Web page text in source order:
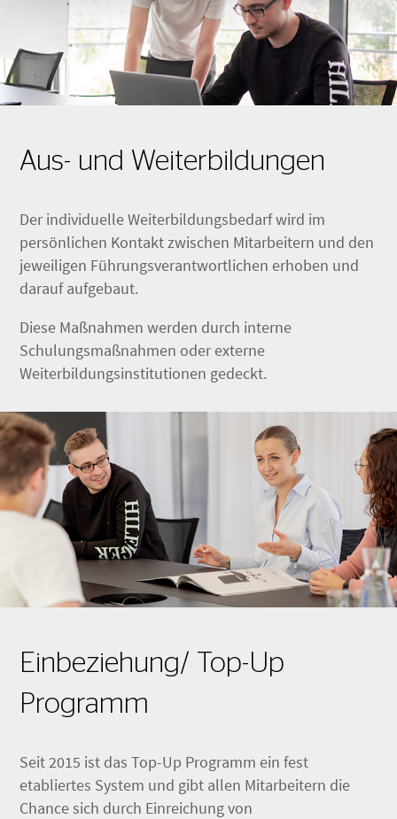
Aus- und Weiterbildungen
Der individuelle Weiterbildungsbedarf wird im
persönlichen Kontakt zwischen Mitarbeitern und den
jeweiligen Führungsverantwortlichen erhoben und
darauf aufgebaut.
Diese Maßnahmen werden durch interne
Schulungsmaßnahmen oder externe
Weiterbildungsinstitutionen gedeckt.
Einbeziehung/ Top-Up
Programm
Seit 2015 ist das Top-Up Programm ein fest
etabliertes System und gibt allen Mitarbeitern die
Chance sich durch Einreichung von